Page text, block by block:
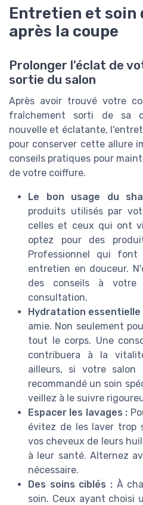
Entretien et soin
après la coupe
Prolonger l'éclat de
sortie du salon
Après avoir trouvé votre
fraîchement sorti de sa
nouvelle et éclatante,
pour conserver cette allure
conseils pratiques pour
de votre coiffure.
Le bon usage du
produits utilisés par
celles et ceux qui ont
optez pour des
Professionnel qui
entretien en douceur.
des conseils à
consultation.
Hydratation essentielle
amie. Non seulement
tout le corps. Une
contribuera à la
ailleurs, si votre
recommandé un soin
veillez à le suivre
Espacer les lavages :
évitez de les laver trop
vos cheveux de leurs
à leur santé. Alternez
nécessaire.
Des soins ciblés : À
soin. Ceux ayant choisi